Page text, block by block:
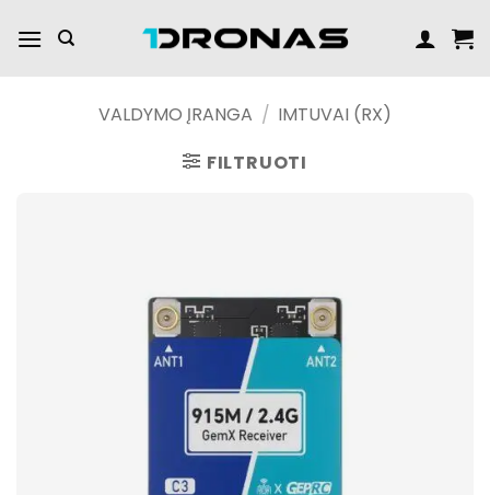
turinį
VALDYMO ĮRANGA / IMTUVAI (RX)
FILTRUOTI